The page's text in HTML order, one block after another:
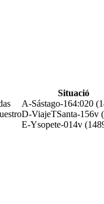
Situació
A-Sástago-164:020
D-ViajeTSanta-156v
E-Ysopete-014v